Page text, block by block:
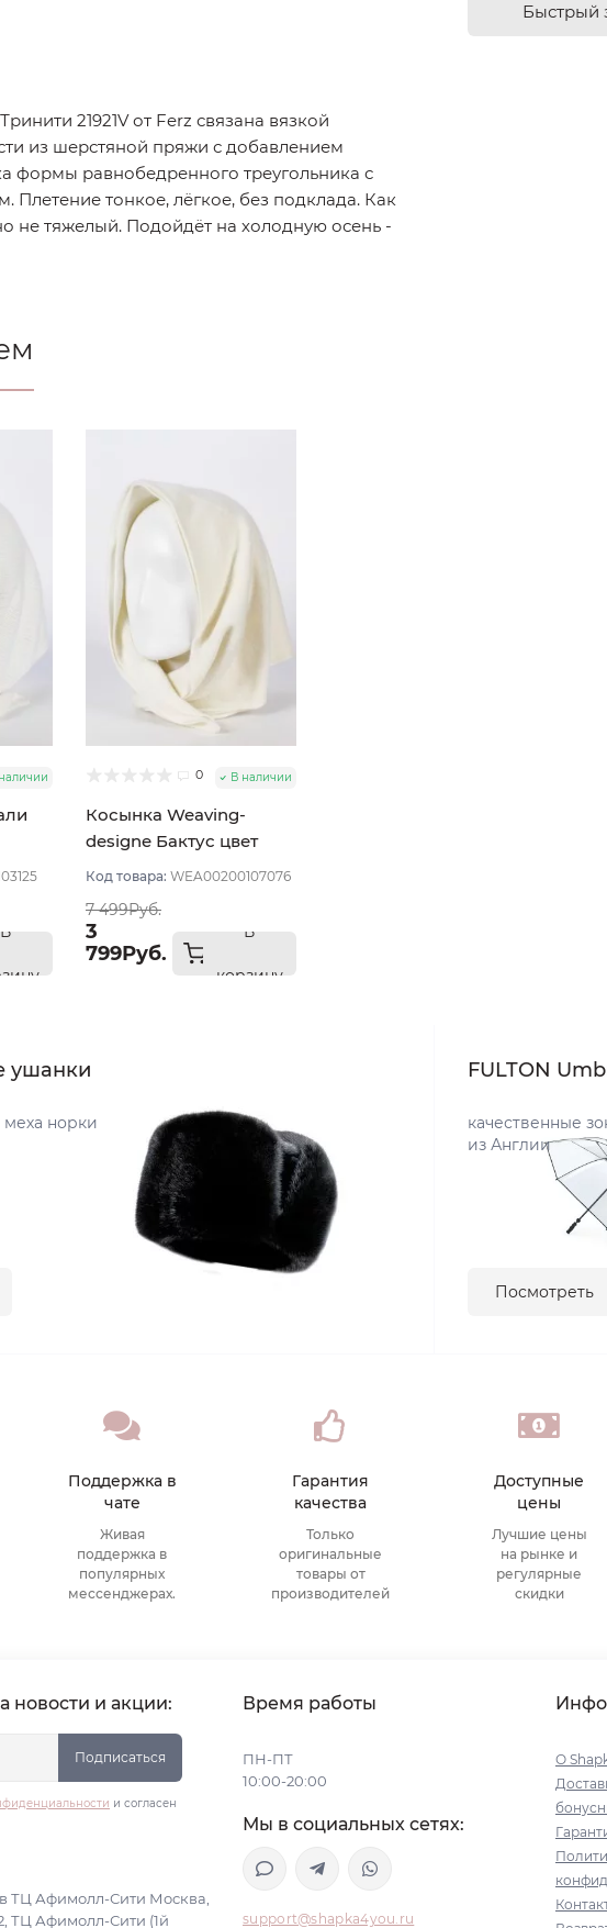
21921V от Ferz связана вязкой
из шерстяной пряжи с добавлением
формы равнобедренного треугольника с
Плетение тонкое, лёгкое, без подклада. Как
не тяжелый. Подойдёт на холодную осень -
Быстрый
В
0 В наличии
Косынка Weaving-
designe Бактус цвет
Молочный
Код товара: WEA00200107076
7 499Руб.
3
799Руб.
В
корзину
ушанки
норки
FULTON
качественные
из Англии
Посмотреть
Поддержка в
чате
Живая
поддержка в
популярных
мессенджерах.
Гарантия
качества
Только
оригинальные
товары от
производителей
Доступные
цены
Лучшие цены
на рынке и
регулярные
скидки
новости и акции:
Подписаться
и согласен
ТЦ Афимолл-Сити Москва,
ТЦ Афимолл-Сити (1й
Время работы
ПН-ПТ
10:00-20:00
Мы в социальных сетях:
support@shapka4you.ru
О